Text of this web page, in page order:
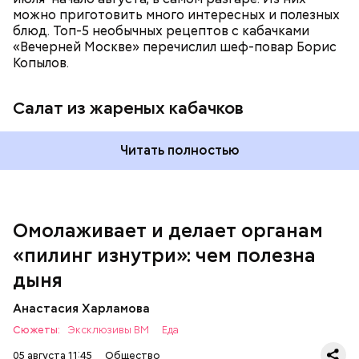
можно приготовить много интересных и полезных
блюд. Топ-5 необычных рецептов с кабачками
«Вечерней Москве» перечислил шеф-повар Борис
Копылов.
Салат из жареных кабачков
Читать полностью
Омолаживает и делает органам
«пилинг изнутри»: чем полезна
дыня
Анастасия Харламова
Сюжеты: Эксклюзивы ВМ
Еда
05 августа 11:45
Общество
кремний — укрепляет кости, зубы, волосы и
ногти и оказывает омолаживающее действие;
клетчатка — достаточно нежная и забирает
излишки холестерина, сахара и соли тяжелых
фолиевая кислота (в большом количестве) —
она необходима беременным женщинам,
чтобы формировалась нервная трубка у
плода. Также ее рекомендуют принимать для
снижения уровня гомоцистеина — это
— В момент стресса он держит сосуды под
контролем и контролирует более 300 реакций
нашего организма. Также положительно влияет на
Вред дыни
А врач-эндокринолог Алексей Калинчев рассказал,
что существует множество блюд, где используют